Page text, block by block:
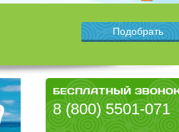
БЕСПЛАТНЫЙ
8 (800) 5501-071